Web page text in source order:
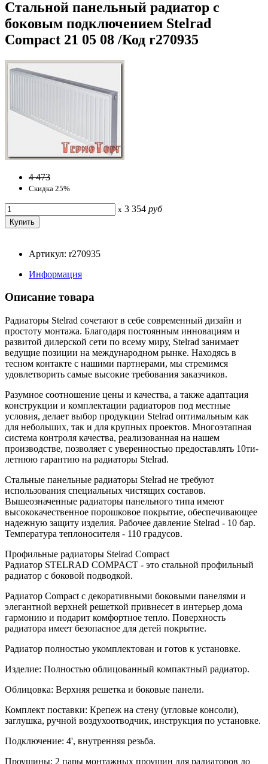
Стальной панельный радиатор с
боковым подключением Stelrad
Compact 21 05 08 /Код r270935
4 473
Скидка 25%
x 3 354 руб
Артикул: r270935
Информация
Описание товара
Радиаторы Stelrad сочетают в себе современный дизайн и
простоту монтажа. Благодаря постоянным инновациям и
развитой дилерской сети по всему миру, Stelrad занимает
ведущие позиции на международном рынке. Находясь в
тесном контакте с нашими партнерами, мы стремимся
удовлетворить самые высокие требования заказчиков.
Разумное соотношение цены и качества, а также адаптация
конструкции и комплектации радиаторов под местные
условия, делает выбор продукции Stelrad оптимальным как
для небольших, так и для крупных проектов. Многоэтапная
система контроля качества, реализованная на нашем
производстве, позволяет с уверенностью предоставлять 10ти-
летнюю гарантию на радиаторы Stelrad.
Стальные панельные радиаторы Stelrad не требуют
использования специальных чистящих составов.
Вышеозначенные радиаторы панельного типа имеют
высококачественное порошковое покрытие, обеспечивающее
надежную защиту изделия. Рабочее давление Stelrad - 10 бар.
Температура теплоносителя - 110 градусов.
Профильные радиаторы Stelrad Compact
Радиатор STELRAD COMPACT - это стальной профильный
радиатор с боковой подводкой.
Радиатор Compact с декоративными боковыми панелями и
элегантной верхней решеткой привнесет в интерьер дома
гармонию и подарит комфортное тепло. Поверхность
радиатора имеет безопасное для детей покрытие.
Радиатор полностью укомплектован и готов к установке.
Изделие: Полностью облицованный компактный радиатор.
Облицовка: Верхняя решетка и боковые панели.
Комплект поставки: Крепеж на стену (угловые консоли),
заглушка, ручной воздухоотводчик, инструкция по установке.
Подключение: 4', внутренняя резьба.
Проушины: 2 пары монтажных проушин для радиаторов до